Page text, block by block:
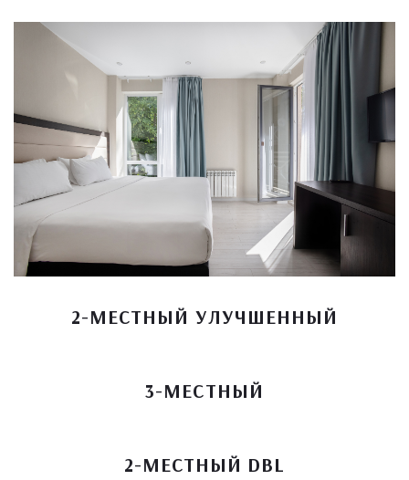
2-МЕСТНЫЙ УЛУЧШЕННЫЙ
3-МЕСТНЫЙ
2-МЕСТНЫЙ DBL